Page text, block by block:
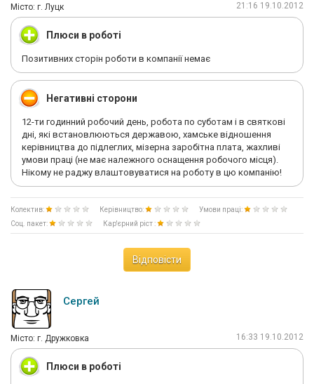
Мiсто: г. Луцк 21:16 19.10.2012
Плюси в роботі
Позитивних сторін роботи в компанії немає
Негативні сторони
12-ти годинний робочий день, робота по суботам і в святкові
дні, які встановлюються державою, хамське відношення
керівництва до підлеглих, мізерна заробітна плата, жахливі
умови праці (не має належного оснащення робочого місця).
Нікому не раджу влаштовуватися на роботу в цю компанію!
Колектив: Керівництво:
Умови праці:
Соц. пакет:
Кар'єрний ріст :
Відповісти
Сергей
Мiсто: г. Дружковка 16:33 19.10.2012
Плюси в роботі